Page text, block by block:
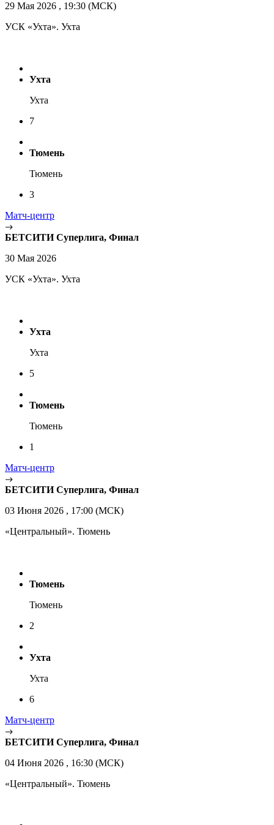
29 Мая 2026 , 19:30 (МСК)
УСК «Ухта». Ухта
Ухта
Ухта
7
Тюмень
Тюмень
3
Матч-центр
БЕТСИТИ Суперлига, Финал
30 Мая 2026
УСК «Ухта». Ухта
Ухта
Ухта
5
Тюмень
Тюмень
1
Матч-центр
БЕТСИТИ Суперлига, Финал
03 Июня 2026 , 17:00 (МСК)
«Центральный». Тюмень
Тюмень
Тюмень
2
Ухта
Ухта
6
Матч-центр
БЕТСИТИ Суперлига, Финал
04 Июня 2026 , 16:30 (МСК)
«Центральный». Тюмень